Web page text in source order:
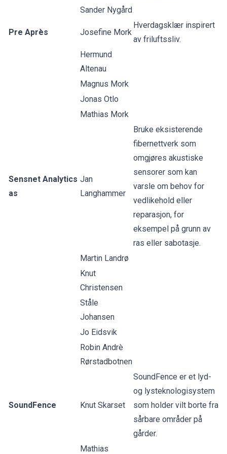
Sander Nygård
Pre Après Josefine Mork
Hverdagsklær inspirert
av friluftssliv.
Hermund
Altenau
Magnus Mork
Jonas Otlo
Mathias Mork
Sensnet Analytics
as
Jan
Langhammer
Bruke eksisterende
fibernettverk som
omgjøres akustiske
sensorer som kan
varsle om behov for
vedlikehold eller
reparasjon, for
eksempel på grunn av
ras eller sabotasje.
Martin Landrø
Knut
Christensen
Ståle
Johansen
Jo Eidsvik
Robin Andrè
Rørstadbotnen
SoundFence Knut Skarset
SoundFence er et lyd-
og lysteknologisystem
som holder vilt borte fra
sårbare områder på
gårder.
Mathias